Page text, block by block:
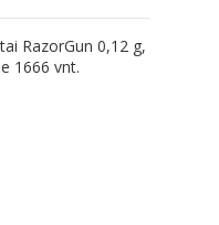
RazorGun 0,12 g,
1666 vnt.